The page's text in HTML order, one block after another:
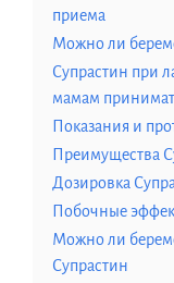
приема
Можно ли
Супрастин при
мамам
Показания и
Преимущества
Дозировка
Побочные
Можно ли
Супрастин